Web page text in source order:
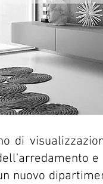
di
nuovo